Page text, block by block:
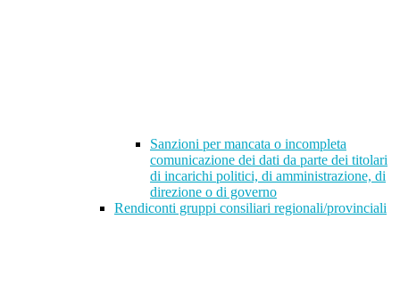
Sanzioni per mancata o incompleta
comunicazione dei dati da parte dei titolari
di incarichi politici, di amministrazione, di
direzione o di governo
Rendiconti gruppi consiliari regionali/provinciali